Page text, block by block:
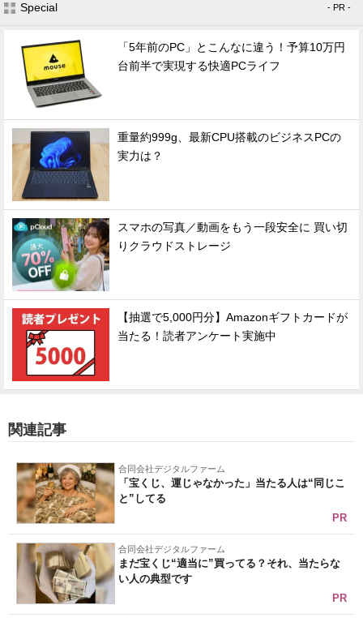
Special - PR -
「5年前のPC」とこんなに違う！予算10万円
台前半で実現する快適PCライフ
重量約999g、最新CPU搭載のビジネスPCの
実力は？
スマホの写真／動画をもう一段安全に 買い切
りクラウドストレージ
【抽選で5,000円分】Amazonギフトカードが
当たる！読者アンケート実施中
関連記事
合同会社デジタルファーム
「宝くじ、運じゃなかった」当たる人は“同じこ
と”してる
PR
合同会社デジタルファーム
まだ宝くじ“適当に”買ってる？それ、当たらな
い人の典型です
PR